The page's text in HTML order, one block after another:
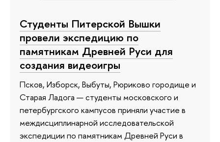
Студенты Питерской Вышки
провели экспедицию по
памятникам Древней Руси для
создания видеоигры
Псков, Изборск, Выбуты, Рюриково городище и
Старая Ладога — студенты московского и
петербургского кампусов приняли участие в
междисциплинарной исследовательской
экспедиции по памятникам Древней Руси в